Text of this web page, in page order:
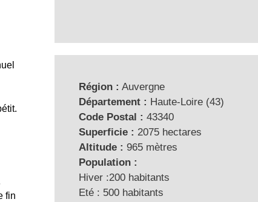
fin
Région : Auvergne
Département : Haute-Loire (43)
Code Postal : 43340
Superficie : 2075 hectares
Altitude : 965 mètres
Population :
Hiver :200 habitants
Eté : 500 habitants